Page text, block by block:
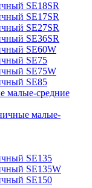
SE18SR
SE17SR
SE27SR
SE36SR
SE60W
SE75
SE75W
SE85
малые-средние
малые-
SE135
SE135W
SE150